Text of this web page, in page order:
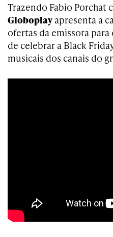
Trazendo Fabio Porchat
Globoplay apresenta a
ofertas da emissora
de celebrar a Black
musicais dos canais do